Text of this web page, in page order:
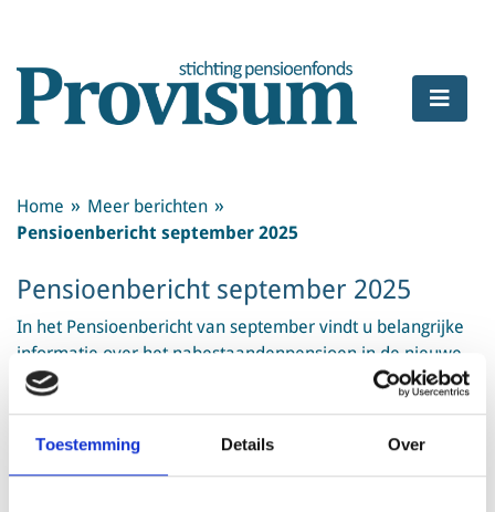
Toestemming Details Over
Home
Meer berichten
Pensioenbericht september 2025
Pensioenbericht september 2025
In het Pensioenbericht van september vindt u belangrijke
informatie over het nabestaandenpensioen in de nieuwe
regeling en maken we kennis met ons nieuwe bestuurslid.
Lees hier het volledige Pensioenbericht!